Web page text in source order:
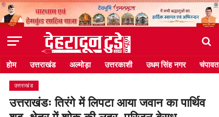
होम उत्तराखंड अल्मोड़ा उत्तरकाशी उधम सिंह नगर चंपावत
उत्तराखंड
उत्तराखंडः तिरंगे में लिपटा आया जवान का पार्थिव